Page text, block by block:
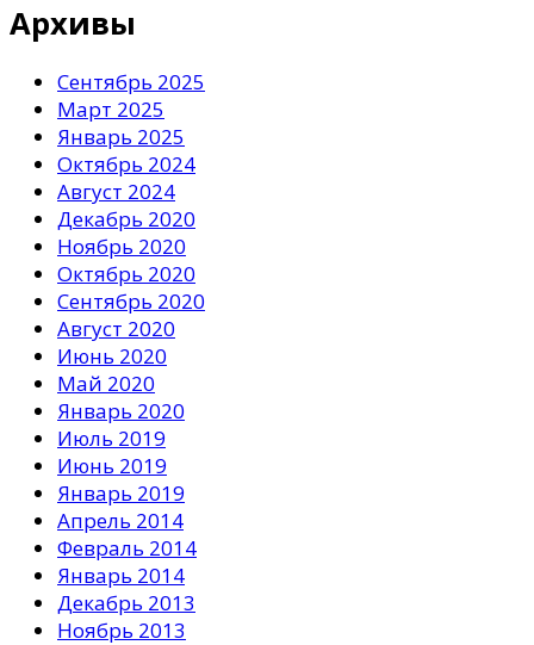
Архивы
Сентябрь 2025
Март 2025
Январь 2025
Октябрь 2024
Август 2024
Декабрь 2020
Ноябрь 2020
Октябрь 2020
Сентябрь 2020
Август 2020
Июнь 2020
Май 2020
Январь 2020
Июль 2019
Июнь 2019
Январь 2019
Апрель 2014
Февраль 2014
Январь 2014
Декабрь 2013
Ноябрь 2013